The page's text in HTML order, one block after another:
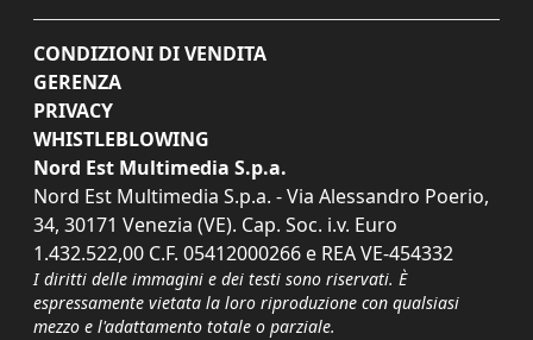
CONDIZIONI DI VENDITA
GERENZA
PRIVACY
WHISTLEBLOWING
Nord Est Multimedia S.p.a.
Nord Est Multimedia S.p.a. - Via Alessandro Poerio,
34, 30171 Venezia (VE). Cap. Soc. i.v. Euro
1.432.522,00 C.F. 05412000266 e REA VE-454332
I diritti delle immagini e dei testi sono riservati. È
espressamente vietata la loro riproduzione con qualsiasi
mezzo e l'adattamento totale o parziale.